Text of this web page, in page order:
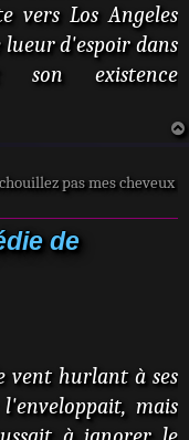
vers Los Angeles
d'espoir dans
son existence
pas mes cheveux
de
vent hurlant à ses
mais